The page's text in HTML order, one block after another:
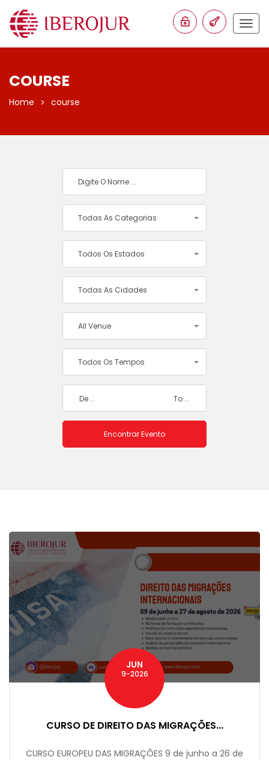
COURSE
Home course
Todas As Categorias
Todos Os Estados
Todas As Cidades
All Venue
Todos Os Tempos
JUN
9-2026
CURSO DE DIREITO DAS MIGRAÇÕES...
CURSO EUROPEU DAS MIGRAÇÕES 9 de junho a 26 de